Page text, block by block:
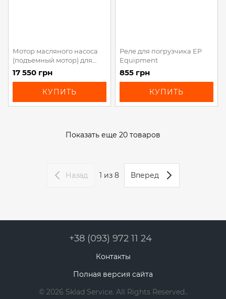
Мотор масляного насоса
(подъемный мотор) для
штабелера EP
17 550 грн
КУПИТЬ
Реле для погрузчика EP
Equipment
855 грн
КУПИТЬ
Показать еще 20 товаров
Назад 1 из 8 Вперед
+38 (093) 972 11 24
Контакты
Полная версия сайта
© 2026 Sklad Service. All Rights Reserved..